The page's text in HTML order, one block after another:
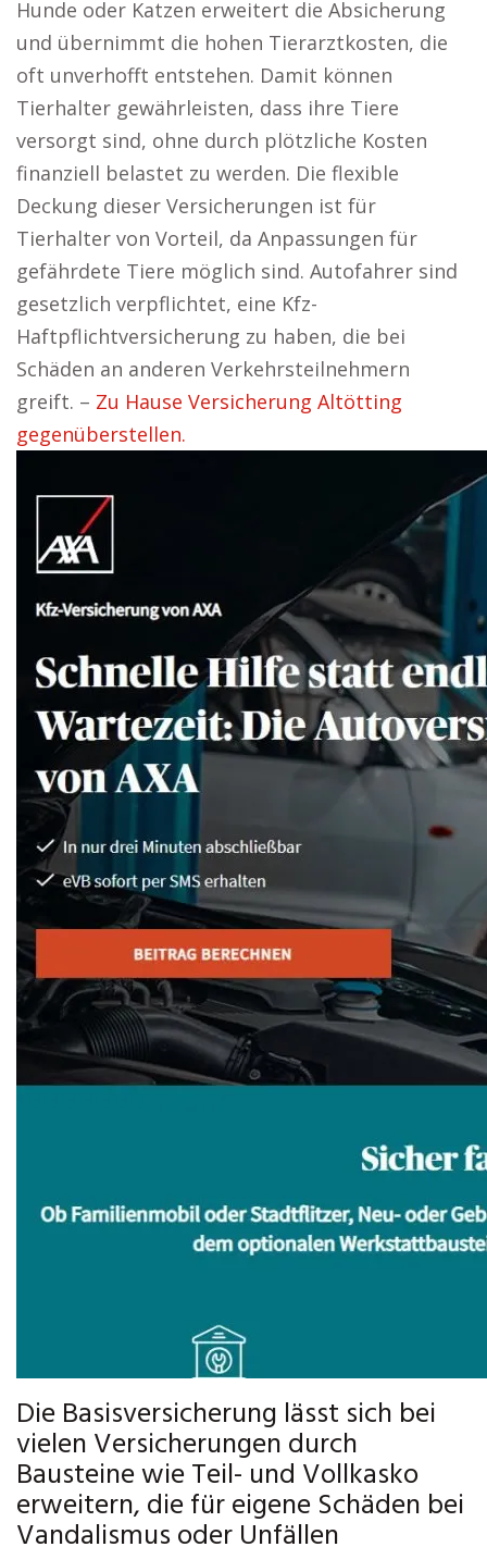
Hunde oder Katzen erweitert die Absicherung
und übernimmt die hohen Tierarztkosten, die
oft unverhofft entstehen. Damit können
Tierhalter gewährleisten, dass ihre Tiere
versorgt sind, ohne durch plötzliche Kosten
finanziell belastet zu werden. Die flexible
Deckung dieser Versicherungen ist für
Tierhalter von Vorteil, da Anpassungen für
gefährdete Tiere möglich sind. Autofahrer sind
gesetzlich verpflichtet, eine Kfz-
Haftpflichtversicherung zu haben, die bei
Schäden an anderen Verkehrsteilnehmern
greift. – Zu Hause Versicherung Altötting
gegenüberstellen.
Die Basisversicherung lässt sich bei
vielen Versicherungen durch
Bausteine wie Teil- und Vollkasko
erweitern, die für eigene Schäden bei
Vandalismus oder Unfällen